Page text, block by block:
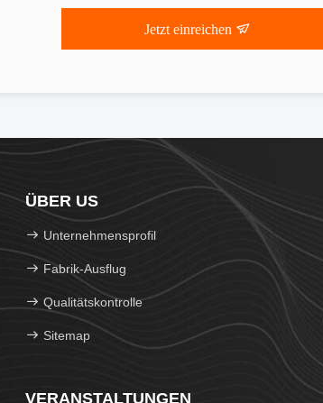
Jetzt einreichen
ÜBER US
Unternehmensprofil
Fabrik-Ausflug
Qualitätskontrolle
Sitemap
VERANSTALTUNGEN